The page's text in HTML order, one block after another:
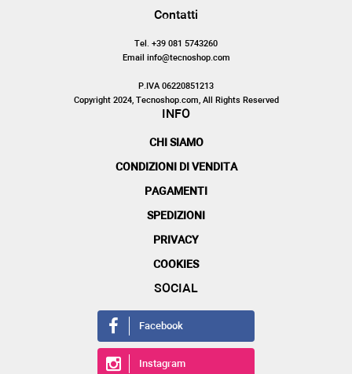
Contatti
Tel. +39 081 5743260
Email info@tecnoshop.com
P.IVA 06220851213
Copyright 2024, Tecnoshop.com, All Rights Reserved
INFO
CHI SIAMO
CONDIZIONI DI VENDITA
PAGAMENTI
SPEDIZIONI
PRIVACY
COOKIES
SOCIAL
Facebook
Instagram